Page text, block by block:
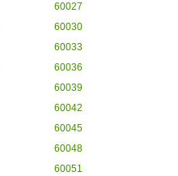
60027
60030
60033
60036
60039
60042
60045
60048
60051